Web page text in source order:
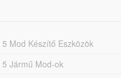
5 Mod Készítő Eszközök
5 Jármű Mod-ok